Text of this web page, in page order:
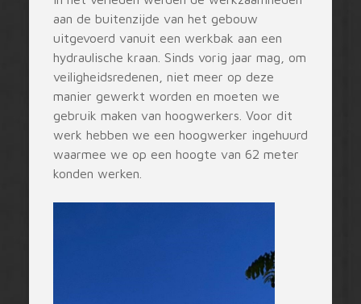
aan de buitenzijde van het gebouw
uitgevoerd vanuit een werkbak aan een
hydraulische kraan. Sinds vorig jaar mag, om
veiligheidsredenen, niet meer op deze
manier gewerkt worden en moeten we
gebruik maken van hoogwerkers. Voor dit
werk hebben we een hoogwerker ingehuurd
waarmee we op een hoogte van 62 meter
konden werken.